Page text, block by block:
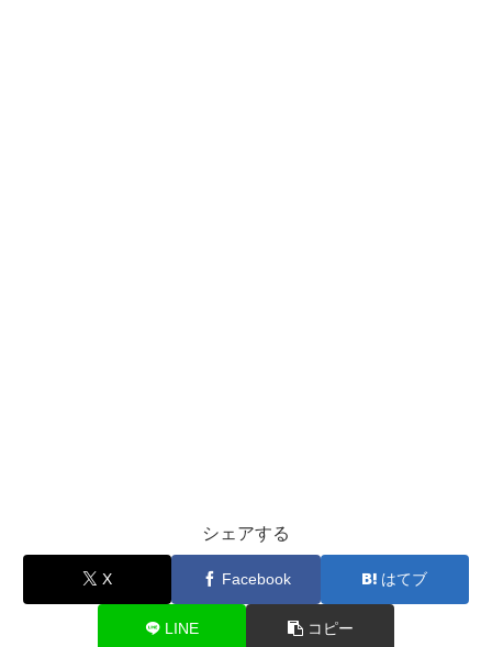
シェアする
X Facebook はてブ
LINE コピー